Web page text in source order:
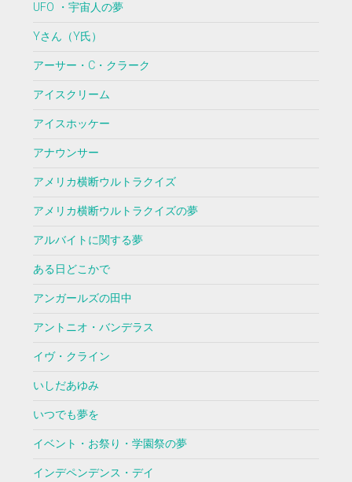
UFO ・宇宙人の夢
Yさん（Y氏）
アーサー・C・クラーク
アイスクリーム
アイスホッケー
アナウンサー
アメリカ横断ウルトラクイズ
アメリカ横断ウルトラクイズの夢
アルバイトに関する夢
ある日どこかで
アンガールズの田中
アントニオ・バンデラス
イヴ・クライン
いしだあゆみ
いつでも夢を
イベント・お祭り・学園祭の夢
インデペンデンス・デイ